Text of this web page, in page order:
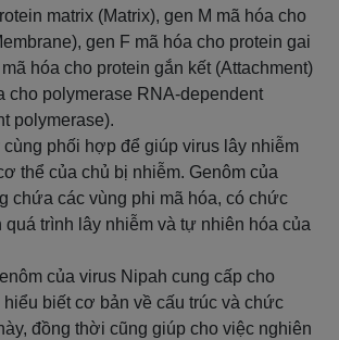
matrix (Matrix), gen M mã hóa cho
gen F mã hóa cho protein gai
hóa cho protein gắn kết (Attachment)
cho polymerase RNA-dependent
polymerase).
cùng phối hợp để giúp virus lây nhiễm
thể của chủ bị nhiễm. Genôm của
chứa các vùng phi mã hóa, có chức
quá trình lây nhiễm và tự nhiên hóa của
của virus Nipah cung cấp cho
biết cơ bản về cấu trúc và chức
đồng thời cũng giúp cho việc nghiên